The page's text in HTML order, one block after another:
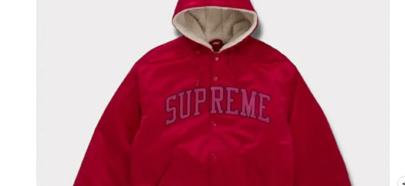
Tシャツ・ロングスリーブ
パーカー・トレーナー
ジャケット・アウター